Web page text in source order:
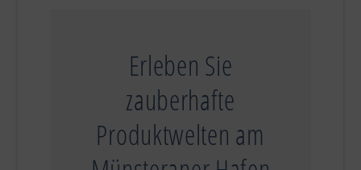
Erleben Sie
zauberhafte
Produktwelten am